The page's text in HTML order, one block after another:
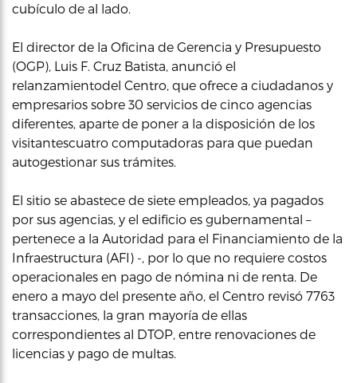
cubículo de al lado.
El director de la Oficina de Gerencia y Presupuesto
(OGP), Luis F. Cruz Batista, anunció el
relanzamientodel Centro, que ofrece a ciudadanos y
empresarios sobre 30 servicios de cinco agencias
diferentes, aparte de poner a la disposición de los
visitantescuatro computadoras para que puedan
autogestionar sus trámites.
El sitio se abastece de siete empleados, ya pagados
por sus agencias, y el edificio es gubernamental –
pertenece a la Autoridad para el Financiamiento de la
Infraestructura (AFI) -, por lo que no requiere costos
operacionales en pago de nómina ni de renta. De
enero a mayo del presente año, el Centro revisó 7763
transacciones, la gran mayoría de ellas
correspondientes al DTOP, entre renovaciones de
licencias y pago de multas.